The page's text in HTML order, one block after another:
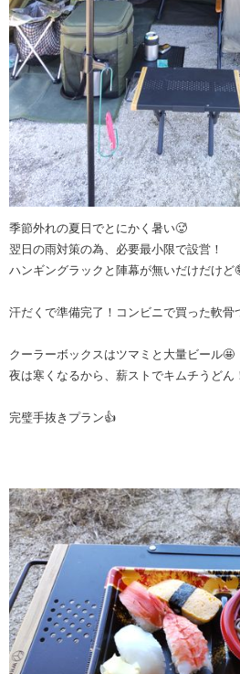
季節外れの夏日でとにかく暑い🥵
翌日の雨対策の為、必要最小限で設営！
ハンギングラックと陣幕が無いだけだけど
汗だくで準備完了！コンビニで買った軟骨
クーラーボックスはツマミと大量ビール🤩
夜は寒くなるから、薪ストでキムチうどん
完璧手抜きプラン👍